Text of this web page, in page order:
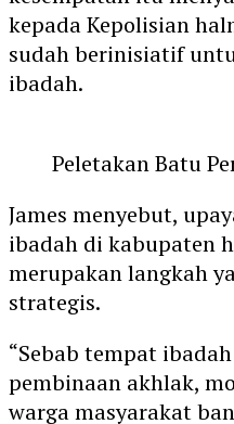
kepada Kepolisian
sudah berinisiatif
ibadah.
Peletakan Batu
James menyebut,
ibadah di kabupaten
merupakan langkah
strategis.
“Sebab tempat
pembinaan akhlak,
warga masyarakat